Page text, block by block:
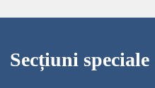
Secțiuni speciale